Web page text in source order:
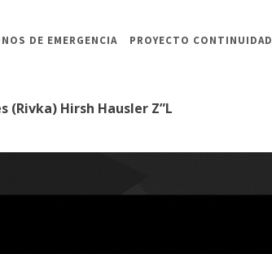
DE EMERGENCIA PROYECTO CONTINUIDAD
(Rivka) Hirsh Hausler Z”L